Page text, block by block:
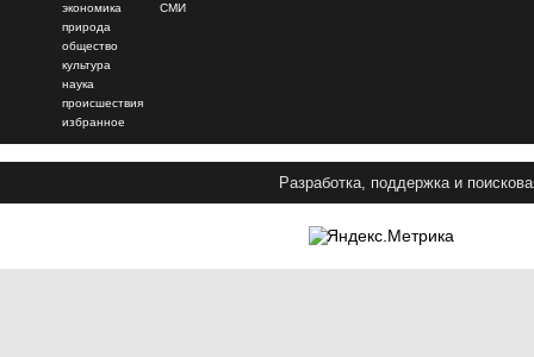
экономика
природа
общество
культура
наука
происшествия
избранное
СМИ
Разработка, поддержка и